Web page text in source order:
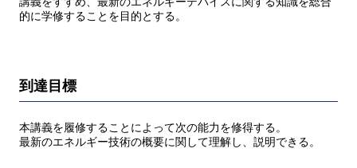
的に学修することを目的とする。
到達目標
本講義を履修することによって次の能力を修得する。
最新のエネルギー技術の概要に関して理解し、説明できる。